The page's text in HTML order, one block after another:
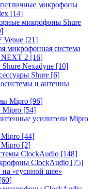
микрофоны
[14]
микрофоны Shure
Venue [21]
микрофонная система
2 [16]
Nexadyne [10]
Shure [6]
и антенны
Mipro [96]
[54]
усилители Mipro
Mipro [44]
Mipro [2]
ClockAudio [148]
ClockAudio [75]
«гусиной шее»
[60]